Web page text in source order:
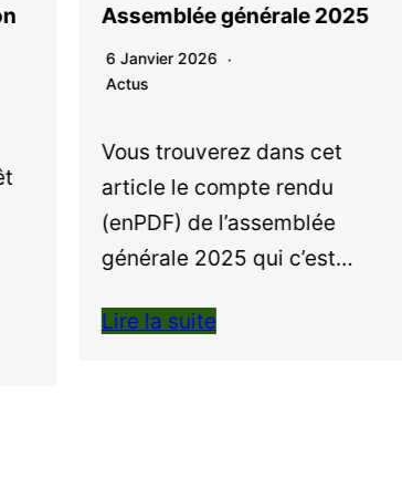
Assemblée générale 2025
6 Janvier 2026
Vous trouverez dans cet
article le compte rendu
(enPDF) de l’assemblée
générale 2025 qui c’est…
Lire la suite